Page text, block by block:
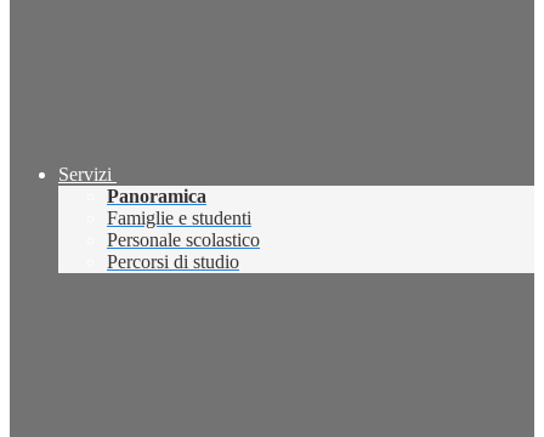
Servizi
Panoramica
Famiglie e studenti
Personale scolastico
Percorsi di studio